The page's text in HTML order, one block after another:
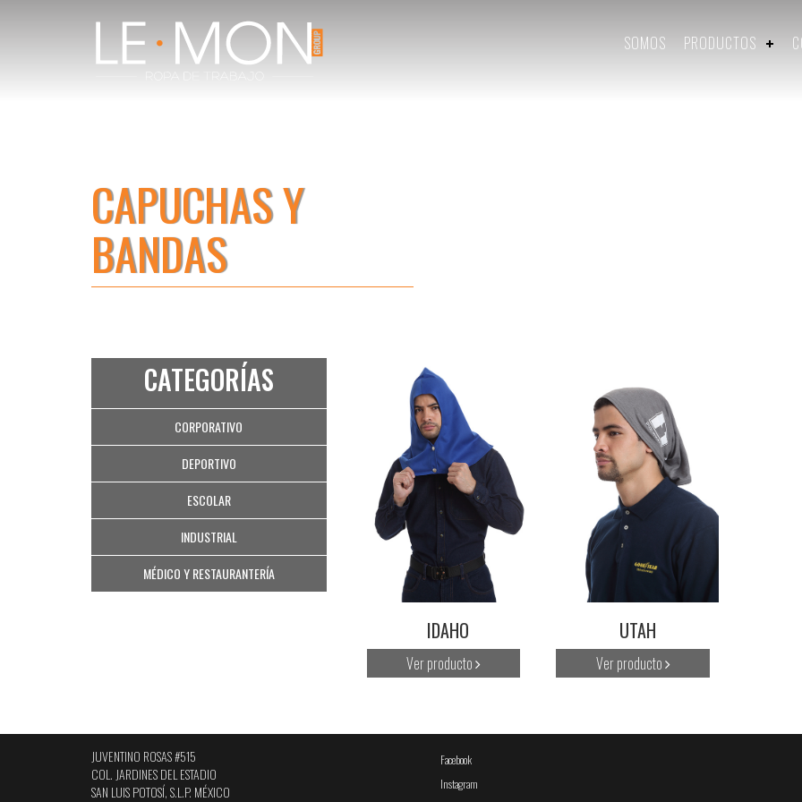
SOMOS PRODUCTOS
CAPUCHAS Y
BANDAS
CATEGORÍAS
CORPORATIVO
DEPORTIVO
ESCOLAR
INDUSTRIAL
MÉDICO Y RESTAURANTERÍA
IDAHO
Ver producto
UTAH
Ver producto
JUVENTINO ROSAS #515
COL. JARDINES DEL ESTADIO
SAN LUIS POTOSÍ, S.L.P. MÉXICO
Facebook
Instagram